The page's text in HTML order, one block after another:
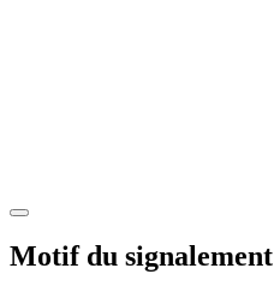
Motif du signalement